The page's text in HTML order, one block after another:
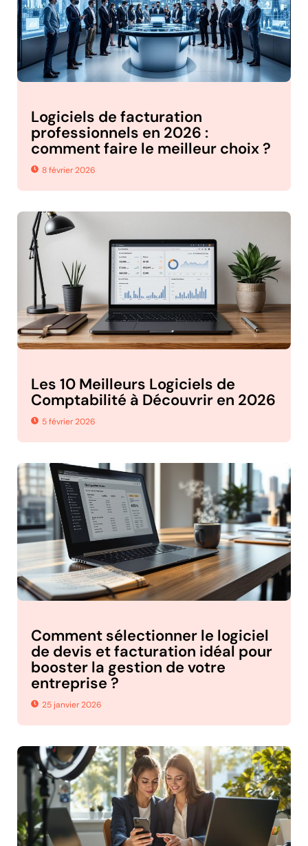
Logiciels de facturation
professionnels en 2026 :
comment faire le meilleur choix ?
8 février 2026
Les 10 Meilleurs Logiciels de
Comptabilité à Découvrir en 2026
5 février 2026
Comment sélectionner le logiciel
de devis et facturation idéal pour
booster la gestion de votre
entreprise ?
25 janvier 2026